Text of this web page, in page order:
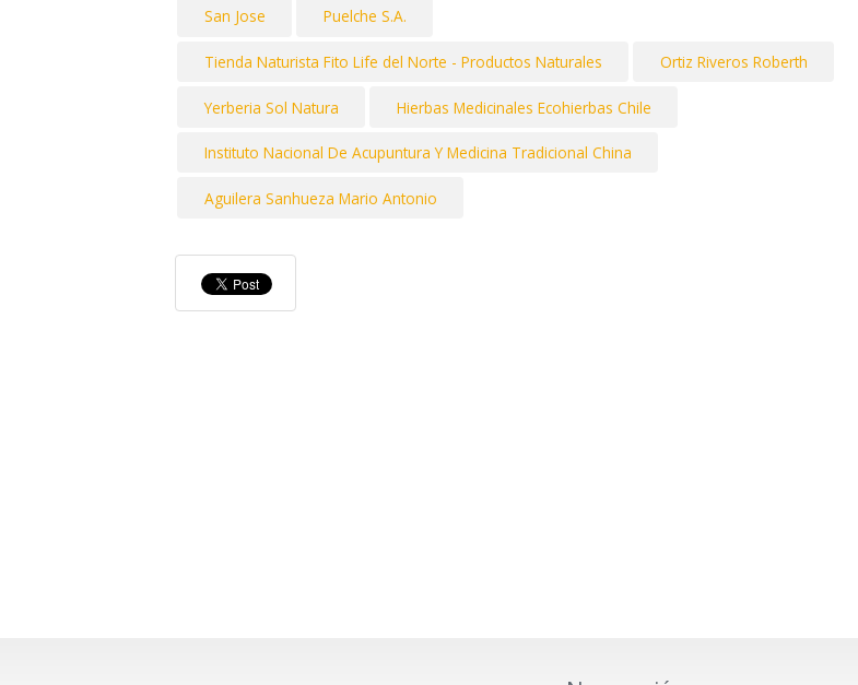
San Jose Puelche S.A.
Tienda Naturista Fito Life del Norte - Productos Naturales Ortiz Riveros Roberth
Yerberia Sol Natura Hierbas Medicinales Ecohierbas Chile
Instituto Nacional De Acupuntura Y Medicina Tradicional China
Aguilera Sanhueza Mario Antonio